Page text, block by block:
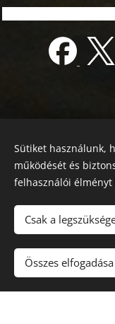
Országos
Adószám:
Sütiket használunk,
működését és
felhasználói
Csak a
Összes elfogadása